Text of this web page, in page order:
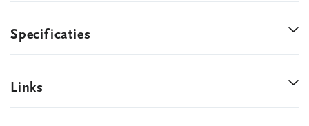
Specificaties
Links